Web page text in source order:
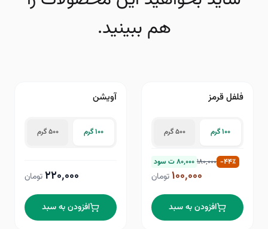
هم ببینید.
فلفل قرمز
۱۰۰ گرم ۵۰۰ گرم
-۴۴٪ ۱۸۰٬۰۰۰ ۸۰٬۰۰۰ت سود
۱۰۰٬۰۰۰تومان
افزودن به سبد
آویشن
۱۰۰ گرم ۵۰۰ گرم
۲۲۰٬۰۰۰تومان
افزودن به سبد